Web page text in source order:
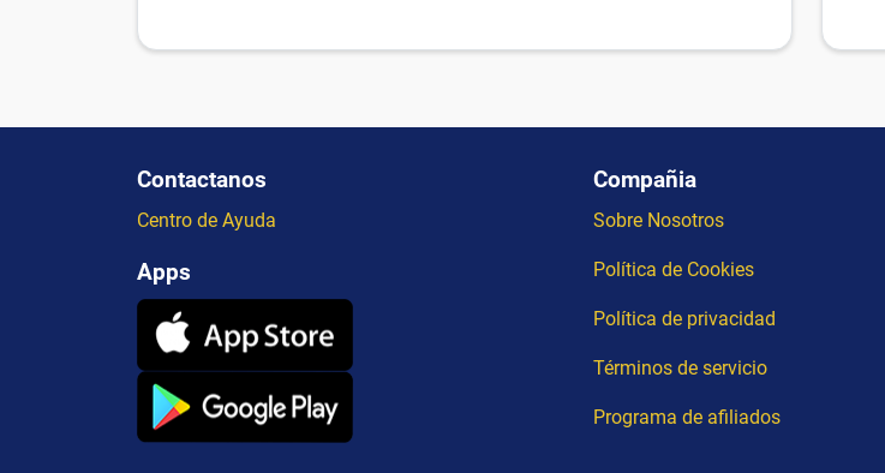
Contactanos
Centro de Ayuda
Apps
Compañia
Sobre Nosotros
Política de Cookies
Política de privacidad
Términos de servicio
Programa de afiliados